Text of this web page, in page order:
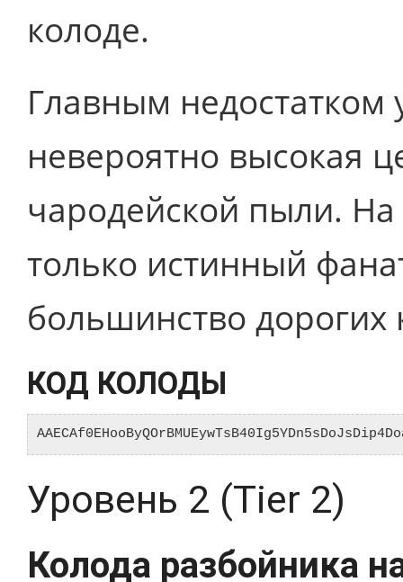
колоде.
Главным недостатком
невероятно высокая
чародейской пыли. На
только истинный
большинство дорогих
КОД КОЛОДЫ
Уровень 2 (Tier 2)
Колода разбойника